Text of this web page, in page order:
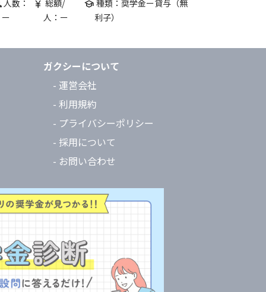
人数：
ー
currency_yen 総額/
人：ー
school 種類：奨学金ー貸与（無
利子）
ガクシーについて
- 運営会社
- 利用規約
- プライバシーポリシー
- 採用について
- お問い合わせ